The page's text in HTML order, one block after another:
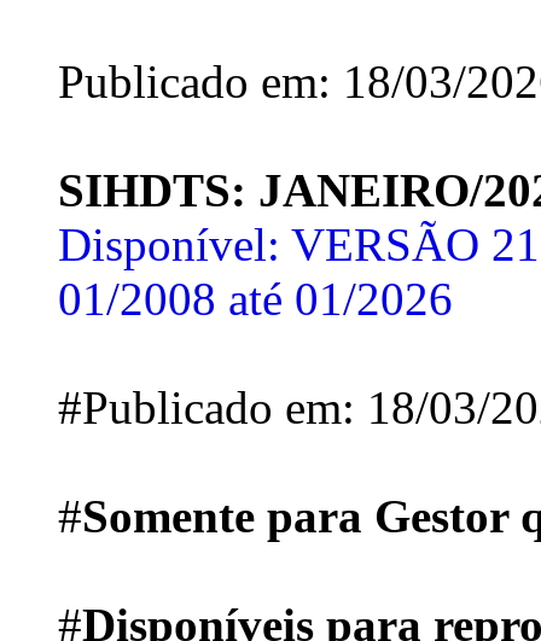
Publicado em: 18/03/
SIHDTS: JANEIRO/
Disponível: VERSÃO
01/2008 até 01/2026
#Publicado em: 18/03/
#Somente para Gestor
#Disponíveis para